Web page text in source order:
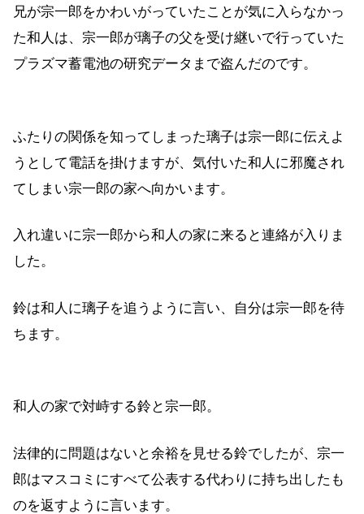
兄が宗一郎をかわいがっていたことが気に入らなかっ
た和人は、宗一郎が璃子の父を受け継いで行っていた
プラズマ蓄電池の研究データまで盗んだのです。
ふたりの関係を知ってしまった璃子は宗一郎に伝えよ
うとして電話を掛けますが、気付いた和人に邪魔され
てしまい宗一郎の家へ向かいます。
入れ違いに宗一郎から和人の家に来ると連絡が入りま
した。
鈴は和人に璃子を追うように言い、自分は宗一郎を待
ちます。
和人の家で対峙する鈴と宗一郎。
法律的に問題はないと余裕を見せる鈴でしたが、宗一
郎はマスコミにすべて公表する代わりに持ち出したも
のを返すように言います。